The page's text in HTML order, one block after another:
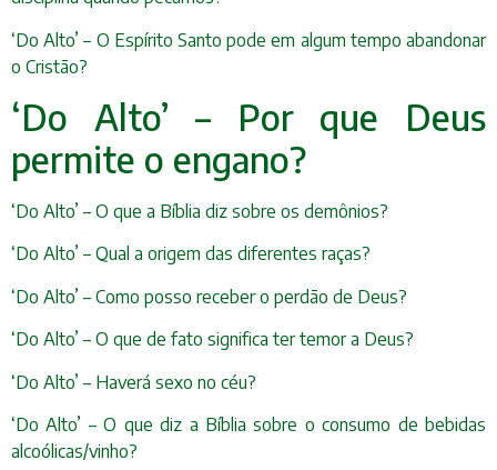
‘Do Alto’ – O Espírito Santo pode em algum tempo abandonar
o Cristão?
‘Do Alto’ – Por que Deus
permite o engano?
‘Do Alto’ – O que a Bíblia diz sobre os demônios?
‘Do Alto’ – Qual a origem das diferentes raças?
‘Do Alto’ – Como posso receber o perdão de Deus?
‘Do Alto’ – O que de fato significa ter temor a Deus?
‘Do Alto’ – Haverá sexo no céu?
‘Do Alto’ – O que diz a Bíblia sobre o consumo de bebidas
alcoólicas/vinho?